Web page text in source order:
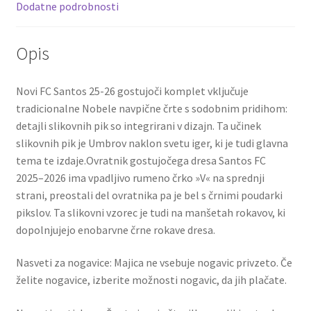
10
Dodatne podrobnosti
Opis
Novi FC Santos 25-26 gostujoči komplet vključuje
tradicionalne Nobele navpične črte s sodobnim pridihom:
detajli slikovnih pik so integrirani v dizajn. Ta učinek
slikovnih pik je Umbrov naklon svetu iger, ki je tudi glavna
tema te izdaje.Ovratnik gostujočega dresa Santos FC
2025–2026 ima vpadljivo rumeno črko »V« na sprednji
strani, preostali del ovratnika pa je bel s črnimi poudarki
pikslov. Ta slikovni vzorec je tudi na manšetah rokavov, ki
dopolnjujejo enobarvne črne rokave dresa.
Nasveti za nogavice: Majica ne vsebuje nogavic privzeto. Če
želite nogavice, izberite možnosti nogavic, da jih plačate.